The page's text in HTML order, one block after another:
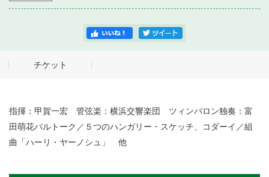
チケット
指揮：甲賀一宏 管弦楽：横浜交響楽団 ツィンバロン独奏：富
田萌花バルトーク／５つのハンガリー・スケッチ、コダーイ／組
曲「ハーリ・ヤーノシュ」 他